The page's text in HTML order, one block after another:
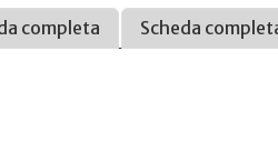
completa Scheda